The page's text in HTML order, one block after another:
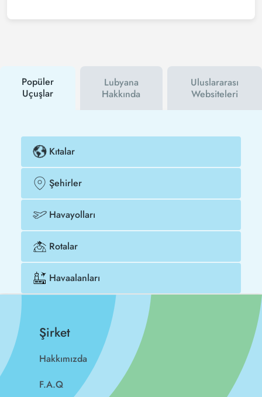
Tezfly haber bültenine üye olabilir veya Tezfly sosyal
Popüler
Uçuşlar
Lubyana
Hakkında
Uluslararası
Websiteleri
Kıtalar
Şehirler
Havayolları
Rotalar
Havaalanları
Şirket
Hakkımızda
F.A.Q